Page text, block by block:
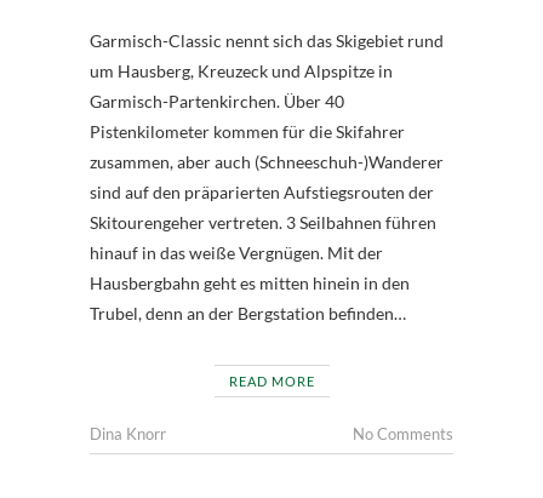
Garmisch-Classic nennt sich das Skigebiet rund
um Hausberg, Kreuzeck und Alpspitze in
Garmisch-Partenkirchen. Über 40
Pistenkilometer kommen für die Skifahrer
zusammen, aber auch (Schneeschuh-)Wanderer
sind auf den präparierten Aufstiegsrouten der
Skitourengeher vertreten. 3 Seilbahnen führen
hinauf in das weiße Vergnügen. Mit der
Hausbergbahn geht es mitten hinein in den
Trubel, denn an der Bergstation befinden…
READ MORE
Dina Knorr No Comments